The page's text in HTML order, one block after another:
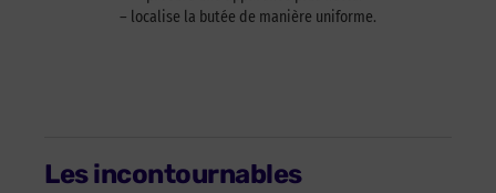
– localise la butée de manière uniforme.
Les incontournables